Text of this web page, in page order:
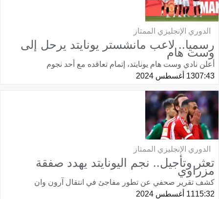
الدوري الإنجليزي الممتاز
رسميا.. لاعب مانشستر يونايتد يرحل إلى
وست هام
أعلن نادي وست هام يونايتد، إتمام تعاقده مع أحد نجوم
07:4313 أغسطس 2024
الدوري الإنجليزي الممتاز
تعثر وتأجيل.. نجم اليونايتد يهدد صفقة
مزراوي
كشف تقرير صحفي عن تطور مفاجئ في انتقال آرون وان
15:3211 أغسطس 2024